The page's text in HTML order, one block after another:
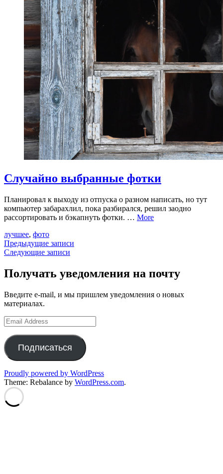
Случайно выбранные фотки
Планировал к выходу из отпуска о разном написать, но тут
компьютер забарахлил, пока разбирался, решил заодно
рассортировать и бэкапнуть фотки. … More
лучшее, фото
Навигация
по
записям
Предыдущие записи
Следующие записи
Получать уведомления на почту
Введите e-mail, и мы пришлем уведомления о новых
материалах.
Email
Address
Подписаться
Proudly powered by WordPress
Theme: Rebalance by WordPress.com.